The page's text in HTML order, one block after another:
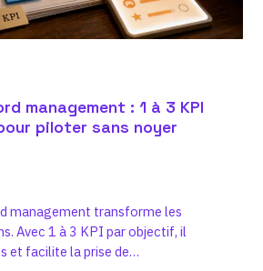
management : 1 à 3 KPI
piloter sans noyer
management transforme les
Avec 1 à 3 KPI par objectif, il
et facilite la prise de…